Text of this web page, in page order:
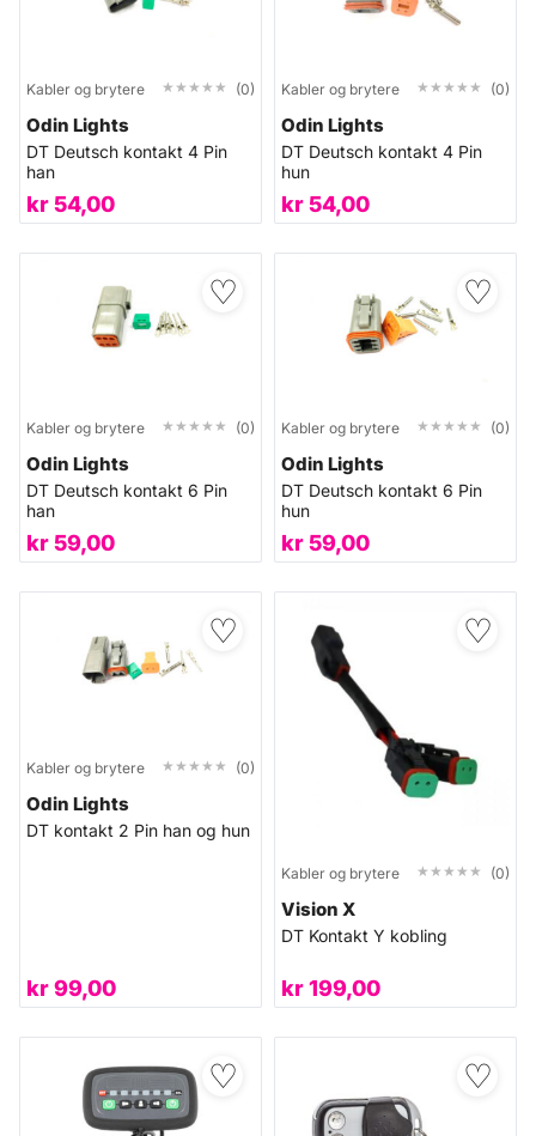
Kabler og brytere ★★★★★
★★★★★ (0)
Odin Lights
DT Deutsch kontakt 4 Pin
han
kr54,00
Kabler og brytere ★★★★★
★★★★★ (0)
Odin Lights
DT Deutsch kontakt 4 Pin
hun
kr54,00
♡
Kabler og brytere ★★★★★
★★★★★ (0)
Odin Lights
DT Deutsch kontakt 6 Pin
han
kr59,00
♡
Kabler og brytere ★★★★★
★★★★★ (0)
Odin Lights
DT Deutsch kontakt 6 Pin
hun
kr59,00
♡
Kabler og brytere ★★★★★
★★★★★ (0)
Odin Lights
DT kontakt 2 Pin han og hun
kr99,00
♡
Kabler og brytere ★★★★★
★★★★★ (0)
Vision X
DT Kontakt Y kobling
kr199,00
♡ ♡